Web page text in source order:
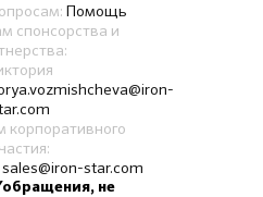
Помощь
спонсорства и
корпоративного
sales@iron-star.com
не